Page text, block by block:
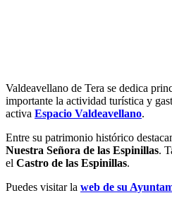
Valdeavellano de Tera se dedica
importante la actividad turística y
activa Espacio Valdeavellano.
Entre su patrimonio histórico
Nuestra Señora de las Espinillas.
el Castro de las Espinillas.
Puedes visitar la web de su